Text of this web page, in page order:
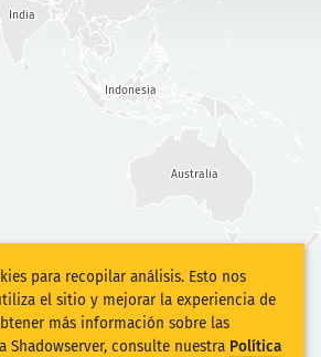
Indonesia
India
Australia
para recopilar análisis. Esto nos
el sitio y mejorar la experiencia de
más información sobre las
consulte nuestra Política